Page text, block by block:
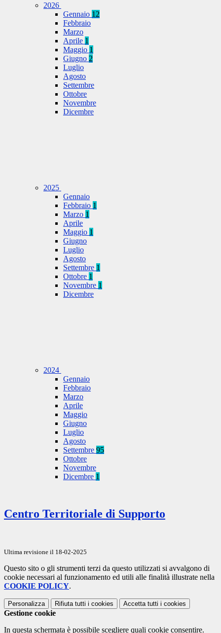
2026
Gennaio 12
Febbraio
Marzo
Aprile 1
Maggio 1
Giugno 2
Luglio
Agosto
Settembre
Ottobre
Novembre
Dicembre
2025
Gennaio
Febbraio 1
Marzo 1
Aprile
Maggio 1
Giugno
Luglio
Agosto
Settembre 1
Ottobre 1
Novembre 1
Dicembre
2024
Gennaio
Febbraio
Marzo
Aprile
Maggio
Giugno
Luglio
Agosto
Settembre 95
Ottobre
Novembre
Dicembre 1
Centro Territoriale di Supporto
Ultima revisione il 18-02-2025
Questo sito o gli strumenti terzi da questo utilizzati si avvalgono di
cookie necessari al funzionamento ed utili alle finalità illustrate nella
COOKIE POLICY.
Personalizza Rifiuta tutti i cookies Accetta tutti i cookies
Gestione cookie
In questa schermata è possibile scegliere quali cookie consentire.